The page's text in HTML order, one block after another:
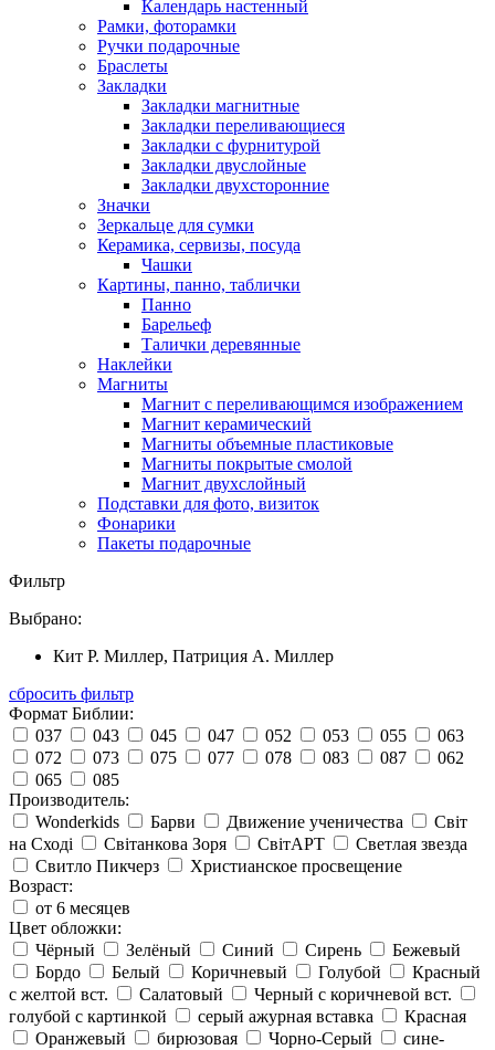
Календарь настенный
Рамки, фоторамки
Ручки подарочные
Браслеты
Закладки
Закладки магнитные
Закладки переливающиеся
Закладки с фурнитурой
Закладки двуслойные
Закладки двухсторонние
Значки
Зеркальце для сумки
Керамика, сервизы, посуда
Чашки
Картины, панно, таблички
Панно
Барельеф
Талички деревянные
Наклейки
Магниты
Магнит с переливающимся изображением
Магнит керамический
Магниты объемные пластиковые
Магниты покрытые смолой
Магнит двухслойный
Подставки для фото, визиток
Фонарики
Пакеты подарочные
Фильтр
Выбрано:
Кит Р. Миллер, Патриция А. Миллер
сбросить фильтр
Формат Библии:
037
043 045 047 052 053 055
063
072
073 075 077 078 083 087
062
065
085
Производитель:
Wonderkids
Барви Движение ученичества
Світ
на Сході
Світанкова Зоря СвітАРТ
Светлая звезда
Свитло Пикчерз
Христианское просвещение
Возраст:
от 6 месяцев
Цвет обложки:
Чёрный
Зелёный Синий Сирень
Бежевый
Бордо
Белый Коричневый Голубой
Красный
с желтой вст.
Салатовый
Черный с коричневой вст.
голубой с картинкой
серый ажурная вставка
Красная
Оранжевый
бирюзовая Чорно-Серый
сине-